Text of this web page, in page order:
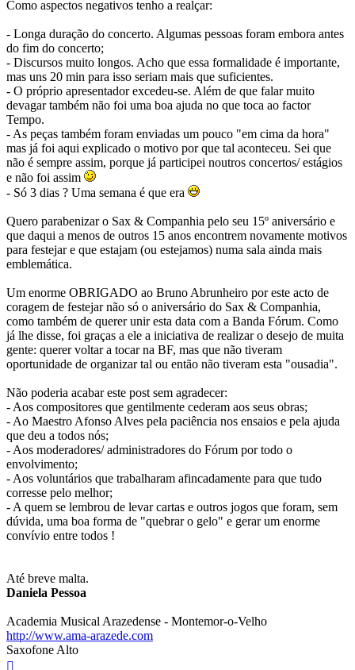
Como aspectos negativos tenho a realçar:
- Longa duração do concerto. Algumas pessoas foram embora antes
do fim do concerto;
- Discursos muito longos. Acho que essa formalidade é importante,
mas uns 20 min para isso seriam mais que suficientes.
- O próprio apresentador excedeu-se. Além de que falar muito
devagar também não foi uma boa ajuda no que toca ao factor
Tempo.
- As peças também foram enviadas um pouco "em cima da hora"
mas já foi aqui explicado o motivo por que tal aconteceu. Sei que
não é sempre assim, porque já participei noutros concertos/ estágios
e não foi assim
- Só 3 dias ? Uma semana é que era
Quero parabenizar o Sax & Companhia pelo seu 15º aniversário e
que daqui a menos de outros 15 anos encontrem novamente motivos
para festejar e que estajam (ou estejamos) numa sala ainda mais
emblemática.
Um enorme OBRIGADO ao Bruno Abrunheiro por este acto de
coragem de festejar não só o aniversário do Sax & Companhia,
como também de querer unir esta data com a Banda Fórum. Como
já lhe disse, foi graças a ele a iniciativa de realizar o desejo de muita
gente: querer voltar a tocar na BF, mas que não tiveram
oportunidade de organizar tal ou então não tiveram esta "ousadia".
Não poderia acabar este post sem agradecer:
- Aos compositores que gentilmente cederam aos seus obras;
- Ao Maestro Afonso Alves pela paciência nos ensaios e pela ajuda
que deu a todos nós;
- Aos moderadores/ administradores do Fórum por todo o
envolvimento;
- Aos voluntários que trabalharam afincadamente para que tudo
corresse pelo melhor;
- A quem se lembrou de levar cartas e outros jogos que foram, sem
dúvida, uma boa forma de "quebrar o gelo" e gerar um enorme
convívio entre todos !
Até breve malta.
Daniela Pessoa
Academia Musical Arazedense - Montemor-o-Velho
http://www.ama-arazede.com
Saxofone Alto